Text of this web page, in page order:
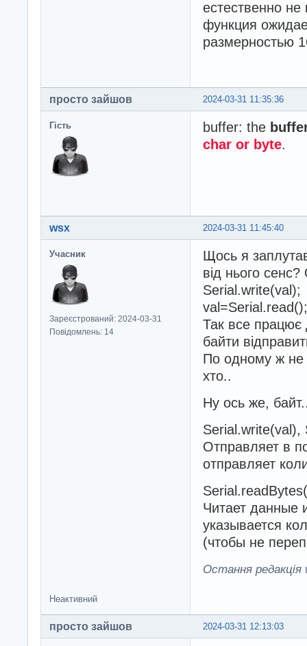
естественно
функция
размерностью
2024-03-31 11:35:36
просто зайшов
Гість buffer: the
char or byte.
2024-03-31 11:45:40
wsx
Учасник
Зареєстрований: 2024-03-31
Повідомлень: 14
Щось я
від нього
Serial.write(val);
val=Serial.read();
Так все працює
байти
По одному ж не
хто..
Ну ось же,
Serial.write(val),
Отправляет в
отправляет
Читает данные
указывается
(чтобы не
Остання редакція
Неактивний
2024-03-31 12:13:03
просто зайшов